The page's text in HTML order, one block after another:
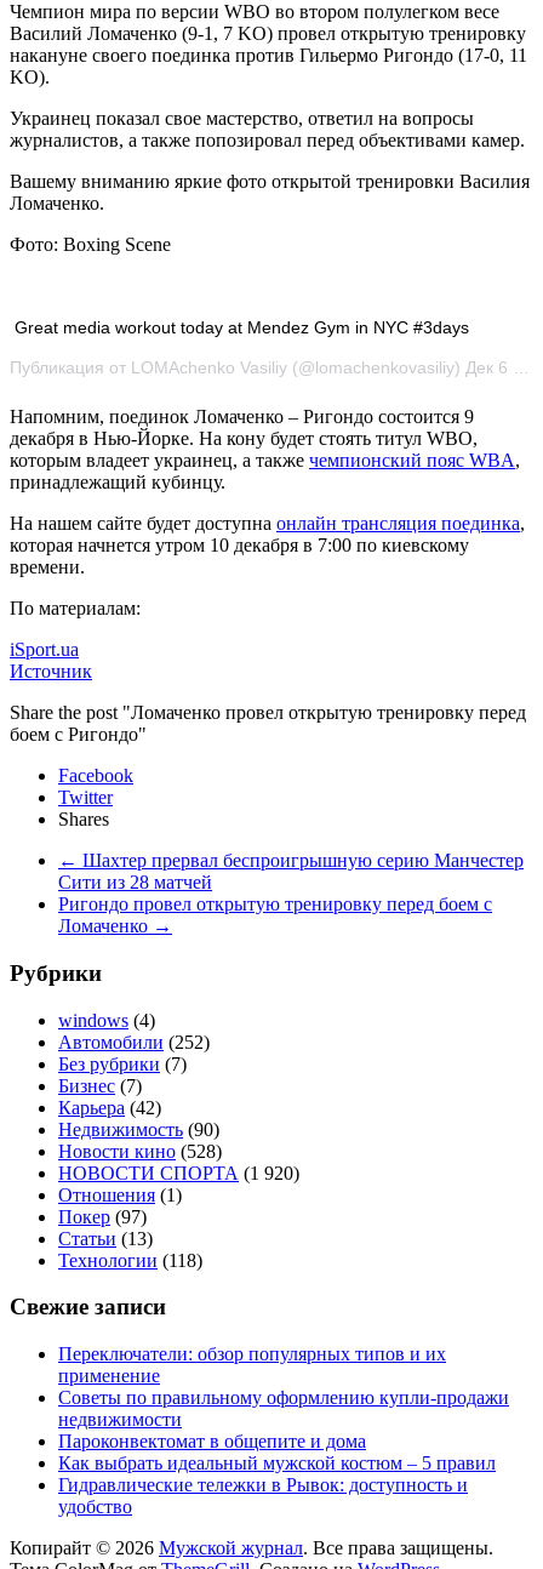
Чемпион мира по версии WBO во втором полулегком весе
Василий Ломаченко (9-1, 7 KO) провел открытую тренировку
накануне своего поединка против Гильермо Ригондо (17-0, 11
KO).
Украинец показал свое мастерство, ответил на вопросы
журналистов, а также попозировал перед объективами камер.
Вашему вниманию яркие фото открытой тренировки Василия
Ломаченко.
Фото: Boxing Scene
Great media workout today at Mendez Gym in NYC #3days
Публикация от LOMAchenko Vasiliy (@lomachenkovasiliy) Дек 6 2017 в 1:15 PST
Напомним, поединок Ломаченко – Ригондо состоится 9
декабря в Нью-Йорке. На кону будет стоять титул WBO,
которым владеет украинец, а также чемпионский пояс WBA,
принадлежащий кубинцу.
На нашем сайте будет доступна онлайн трансляция поединка,
которая начнется утром 10 декабря в 7:00 по киевскому
времени.
По материалам:
iSport.ua
Источник
Share the post "Ломаченко провел открытую тренировку перед
боем с Ригондо"
Facebook
Twitter
Shares
← Шахтер прервал беспроигрышную серию Манчестер
Сити из 28 матчей
Ригондо провел открытую тренировку перед боем с
Ломаченко →
Рубрики
windows (4)
Автомобили (252)
Без рубрики (7)
Бизнес (7)
Карьера (42)
Недвижимость (90)
Новости кино (528)
НОВОСТИ СПОРТА (1 920)
Отношения (1)
Покер (97)
Статьи (13)
Технологии (118)
Свежие записи
Переключатели: обзор популярных типов и их
применение
Советы по правильному оформлению купли-продажи
недвижимости
Пароконвектомат в общепите и дома
Как выбрать идеальный мужской костюм – 5 правил
Гидравлические тележки в Рывок: доступность и
удобство
Копирайт © 2026 Мужской журнал. Все права защищены.